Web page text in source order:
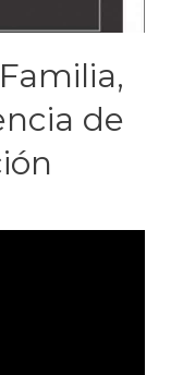
de